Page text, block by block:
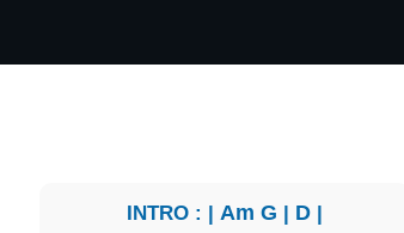
INTRO : | Am G | D |